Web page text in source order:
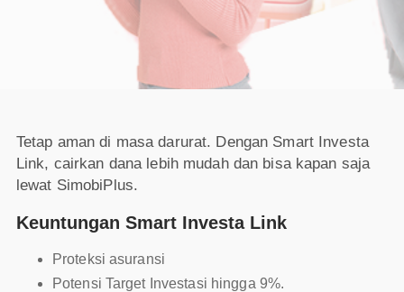
Tetap aman di masa darurat. Dengan Smart Investa
Link, cairkan dana lebih mudah dan bisa kapan saja
lewat SimobiPlus.
Keuntungan Smart Investa Link
Proteksi asuransi
Potensi Target Investasi hingga 9%.